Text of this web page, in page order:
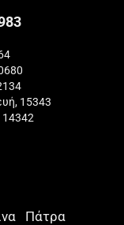
15343
14342
Πάτρα